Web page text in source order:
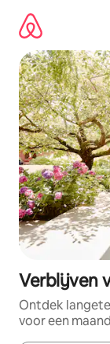
direct
naar
inhoud
Verblijven
Ontdek
voor een